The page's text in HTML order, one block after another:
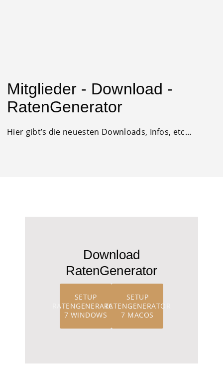
Mitglieder - Download -
RatenGenerator
Hier gibt’s die neuesten Downloads, Infos, etc…
Download
RatenGenerator
SETUP
RATENGENERATOR
7 WINDOWS
SETUP
RATENGENERATOR
7 MACOS